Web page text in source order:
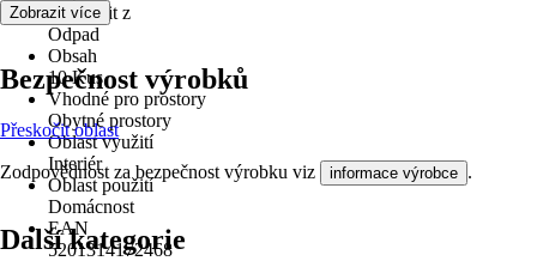
Odstranit z
Odpad
Obsah
10 Kus
Vhodné pro prostory
Obytné prostory
Oblast využití
Interiér
Oblast použití
Domácnost
EAN
5201314172468
Zobrazit více
Bezpečnost výrobků
Přeskočit oblast
Zodpovědnost za bezpečnost výrobku viz informace výrobce .
Další kategorie